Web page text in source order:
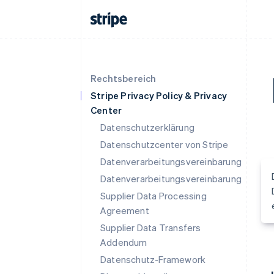
Rechtsbereich
Stripe Privacy Policy & Privacy
Center
Datenschutzerklärung
Datenschutzcenter von Stripe
Datenverarbeitungsvereinbarung
Datenverarbeitungsvereinbarung
Supplier Data Processing
Agreement
Supplier Data Transfers
Addendum
Datenschutz-Framework